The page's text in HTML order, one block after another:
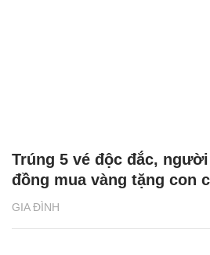
GIA ĐÌNH
Trúng 5 vé độc đắc,
đồng mua vàng tặng con